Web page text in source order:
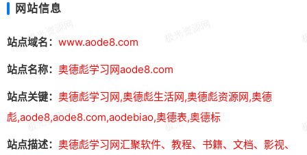
网站信息
站点域名： www.aode8.com
站点名称： 奥德彪学习网aode8.com
站点关键： 奥德彪学习网,奥德彪生活网,奥德彪资源网,奥德
彪,aode8,aode8.com,aodebiao,奥德表,奥德标
站点描述： 奥德彪学习网汇聚软件、教程、书籍、文档、影视、